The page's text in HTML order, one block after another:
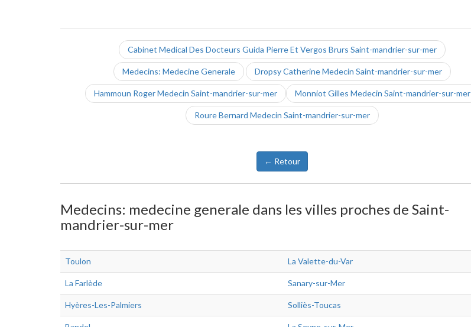
Cabinet Medical Des Docteurs Guida Pierre Et Vergos Brurs Saint-mandrier-sur-mer
Medecins: Medecine Generale Dropsy Catherine Medecin Saint-mandrier-sur-mer
Hammoun Roger Medecin Saint-mandrier-sur-mer Monniot Gilles Medecin Saint-mandrier-sur-mer
Roure Bernard Medecin Saint-mandrier-sur-mer
← Retour
Medecins: medecine generale dans les villes proches de Saint-
mandrier-sur-mer
Toulon La Valette-du-Var
La Farlède Sanary-sur-Mer
Hyères-Les-Palmiers Solliès-Toucas